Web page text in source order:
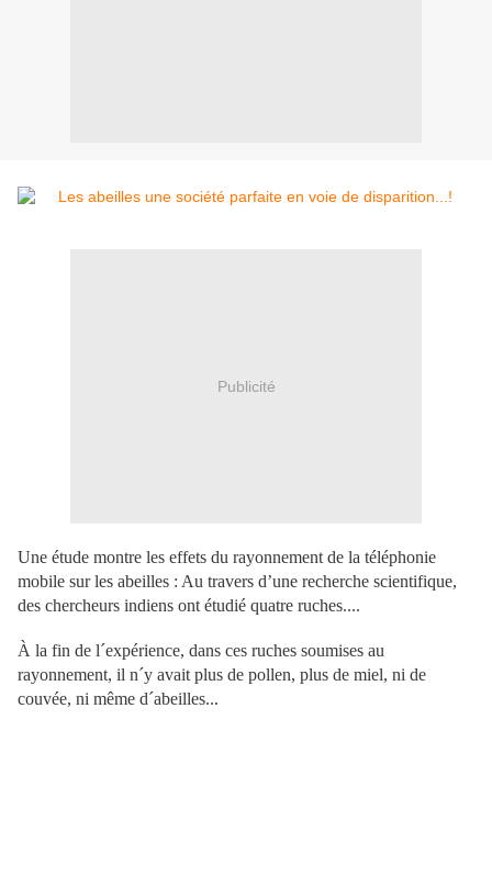
Publicité
Une étude montre les effets du rayonnement de la téléphonie
mobile sur les abeilles : Au travers d’une recherche scientifique,
des chercheurs indiens ont étudié quatre ruches....
À la fin de l´expérience, dans ces ruches soumises au
rayonnement, il n´y avait plus de pollen, plus de miel, ni de
couvée, ni même d´abeilles...